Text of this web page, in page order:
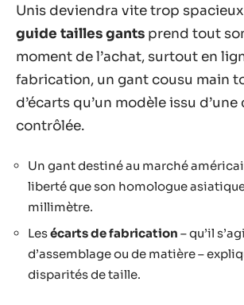
Unis deviendra vite trop spacieux
guide tailles gants prend tout
moment de l’achat, surtout en
fabrication, un gant cousu main
d’écarts qu’un modèle issu
contrôlée.
Un gant destiné au marché
liberté que son homologue
millimètre.
Lesécarts de fabrication – qu’il
d’assemblage ou de matière –
disparités de taille.